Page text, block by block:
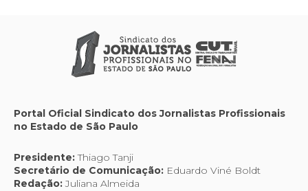
Portal Oficial Sindicato dos Jornalistas Profissionais
no Estado de São Paulo
Presidente:Thiago Tanji
Secretário de Comunicação: Eduardo Viné Boldt
Redação:Juliana Almeida